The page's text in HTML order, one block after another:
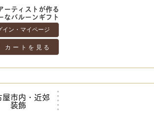
ーティストが作る
なバルーンギフト
イン・マイページ
カートを見る
屋市内・近郊
装飾